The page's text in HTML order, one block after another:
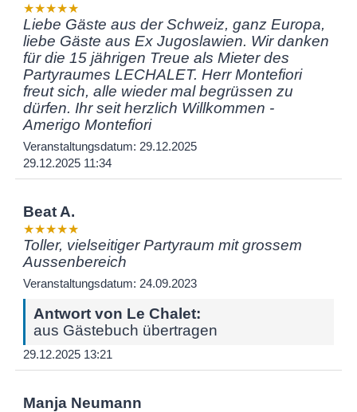
★★★★★
Liebe Gäste aus der Schweiz, ganz Europa,
liebe Gäste aus Ex Jugoslawien. Wir danken
für die 15 jährigen Treue als Mieter des
Partyraumes LECHALET. Herr Montefiori
freut sich, alle wieder mal begrüssen zu
dürfen. Ihr seit herzlich Willkommen -
Amerigo Montefiori
Veranstaltungsdatum: 29.12.2025
29.12.2025 11:34
Beat A.
★★★★★
Toller, vielseitiger Partyraum mit grossem
Aussenbereich
Veranstaltungsdatum: 24.09.2023
Antwort von Le Chalet:
aus Gästebuch übertragen
29.12.2025 13:21
Manja Neumann